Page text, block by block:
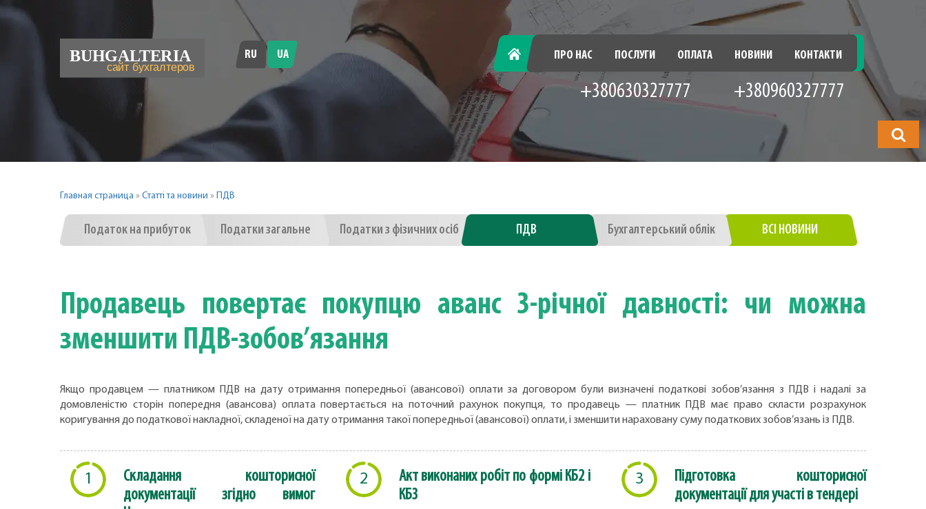
RU UA ГОЛОВНА ПРО НАС ПОСЛУГИ ОПЛАТА НОВИНИ КОНТАКТИ
+380630327777 +380960327777
Главная страница » Статті та новини » ПДВ
Податок на прибуток Податки загальне Податки з фізичних осіб ПДВ Бухгалтерський облік ВСІ НОВИНИ
Продавець повертає покупцю аванс 3-річної давності: чи можна
зменшити ПДВ-зобов’язання
Якщо продавцем — платником ПДВ на дату отримання попередньої (авансової) оплати за договором були визначені податкові зобов’язання з ПДВ і надалі за
домовленістю сторін попередня (авансова) оплата повертається на поточний рахунок покупця, то продавець — платник ПДВ має право скласти розрахунок
коригування до податкової накладної, складеної на дату отримання такої попередньої (авансової) оплати, і зменшити нараховану суму податкових зобов’язань із ПДВ.
1
Складання кошторисної
документації згідно вимог
2
Акт виконаних робіт по формі КБ2 і
КБ3
3
Підготовка кошторисної
документації для участі в тендері